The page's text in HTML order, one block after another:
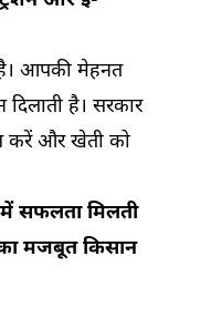
आपकी मेहनत
दिलाती है। सरकार
करें और खेती को
सफलता मिलती
मजबूत किसान